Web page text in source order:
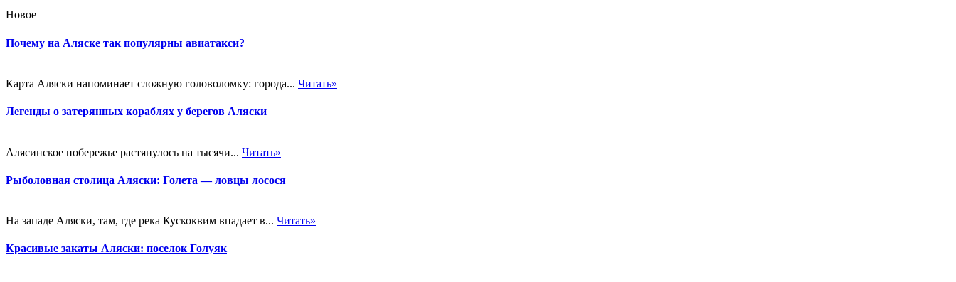
Новое
Почему на Аляске так популярны авиатакси?
Карта Аляски напоминает сложную головоломку: города... Читать»
Легенды о затерянных кораблях у берегов Аляски
Алясинское побережье растянулось на тысячи... Читать»
Рыболовная столица Аляски: Голета — ловцы лосося
На западе Аляски, там, где река Кускоквим впадает в... Читать»
Красивые закаты Аляски: поселок Голуяк